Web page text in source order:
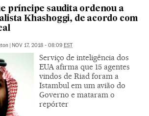
príncipe saudita ordenou a
Khashoggi, de acordo com
| NOV 17, 2018 - 08:09 EST
Serviço de inteligência dos
EUA afirma que 15 agentes
vindos de Riad foram a
Istambul em um avião do
Governo e mataram o
repórter